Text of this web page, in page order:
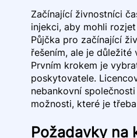
Začínající živnostníci
injekci, aby mohli
Půjčka pro začínající
řešením, ale je důležité
Prvním krokem je
poskytovatele.
nebankovní
možnosti, které je
Požadavky na